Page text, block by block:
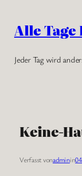
Inhalt
springen
Alle Tage
Jeder Tag wird
Keine-
Verfasst vonadminin